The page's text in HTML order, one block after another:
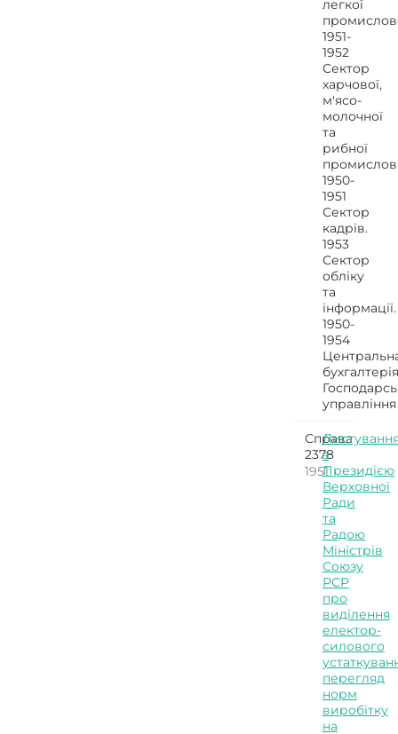
легкої
1951-
1952
Сектор
харчової,
м'ясо-
молочної
та
рибної
1950-
1951
Сектор
кадрів.
1953
Сектор
обліку
та
інформації.
1950-
1954
бухгалтерія
управління
Справа
2378
1951
з
Президією
Верховної
Ради
та
Радою
Міністрів
Союзу
РСР
про
виділення
електор-
силового
перегляд
норм
виробітку
на